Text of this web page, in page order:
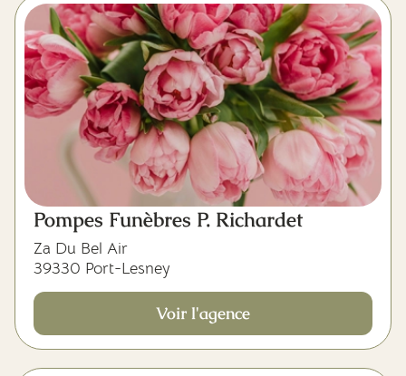
Pompes Funèbres P. Richardet
Za Du Bel Air
39330 Port-Lesney
Voir l'agence